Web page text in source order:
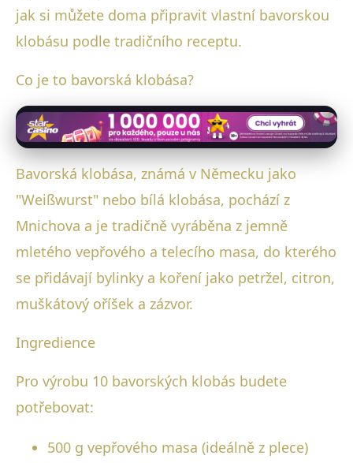
jak si můžete doma připravit vlastní bavorskou
klobásu podle tradičního receptu.
Co je to bavorská klobása?
Bavorská klobása, známá v Německu jako
"Weißwurst" nebo bílá klobása, pochází z
Mnichova a je tradičně vyráběna z jemně
mletého vepřového a telecího masa, do kterého
se přidávají bylinky a koření jako petržel, citron,
muškátový oříšek a zázvor.
Ingredience
Pro výrobu 10 bavorských klobás budete
potřebovat:
500 g vepřového masa (ideálně z plece)